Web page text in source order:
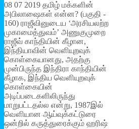
08 07 2019 தமிழ் மக்களின்
அபிலாஷைகள் என்ன? (பகுதி -
160) ராஜீவினுடைய ‘அரசியலற்ற
முகாமைத்துவம்’ அணுகுமுறை
ராஜீவ் காந்தியின் கீழான,
இந்தியாவின் வௌியுறவுக்
கொள்கையானது, அதற்கு
முன்பிருந்த இந்திரா காந்தியின்
கீழாக, இந்திய வௌியுறவுக்
கொள்கையின்
அடிப்படைகளிலிருந்து
மாறுபட்டதல்ல என்று, 1987இல்
வௌியான ஆய்வுக்கட்டுரை
ஒன்றில் கருத்துரைக்கும் ஹரிஷ்